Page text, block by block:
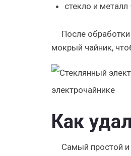
стекло и
После
мокрый чайник,
электрочайнике
Как
Самый простой и